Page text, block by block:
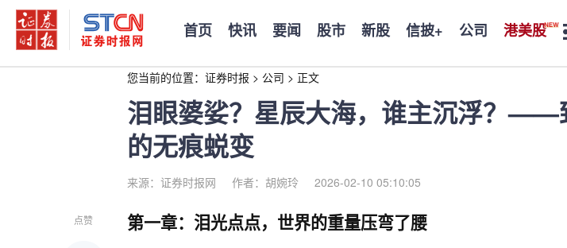
首页 快讯 要闻 股市 新股 信披+ 公司 港美股
您当前的位置： 证券时报 > 公司 > 正文
泪眼婆娑？星辰大海，谁主沉浮？——
的无痕蜕变
来源：证券时报网 作者：胡婉玲 2026-02-10 05:10:05
点赞 第一章：泪光点点，世界的重量压弯了腰